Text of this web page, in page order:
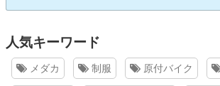
人気キーワード
メダカ 制服 原付バイク